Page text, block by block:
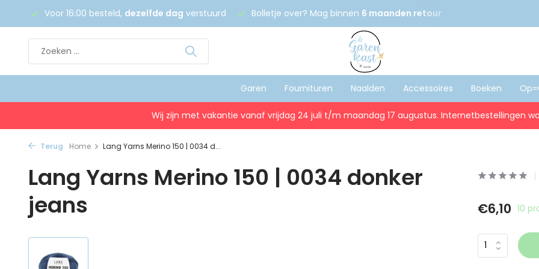
Voor 16:00 besteld, dezelfde dag verstuurd Bolletje over? Mag binnen 6 maanden retour
Garen Fournituren Naalden Accessoires Boeken
Wij zijn met vakantie vanaf vrijdag 24 juli t/m maandag 17 augustus. Internetbestellingen
Terug Home Lang Yarns Merino 150 | 0034 d...
Lang Yarns Merino 150 | 0034 donker
jeans
€6,10 10